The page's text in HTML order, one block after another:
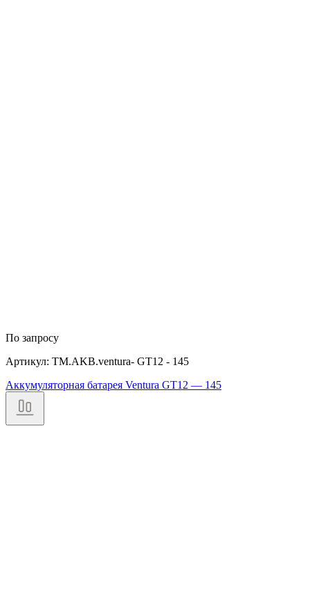
По запросу
Артикул: TM.AKB.ventura- GT12 - 145
Аккумуляторная батарея Ventura GT12 — 145